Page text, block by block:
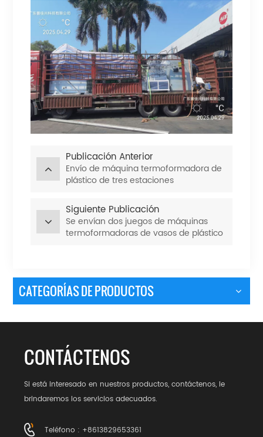
Publicación Anterior
Envío de máquina termoformadora de
plástico de tres estaciones
Siguiente Publicación
Se envían dos juegos de máquinas
termoformadoras de vasos de plástico
CATEGORÍAS DE PRODUCTOS
CONTÁCTENOS
Si está interesado en nuestros productos, contáctenos, le
brindaremos los servicios adecuados.
Teléfono : +8613829653361